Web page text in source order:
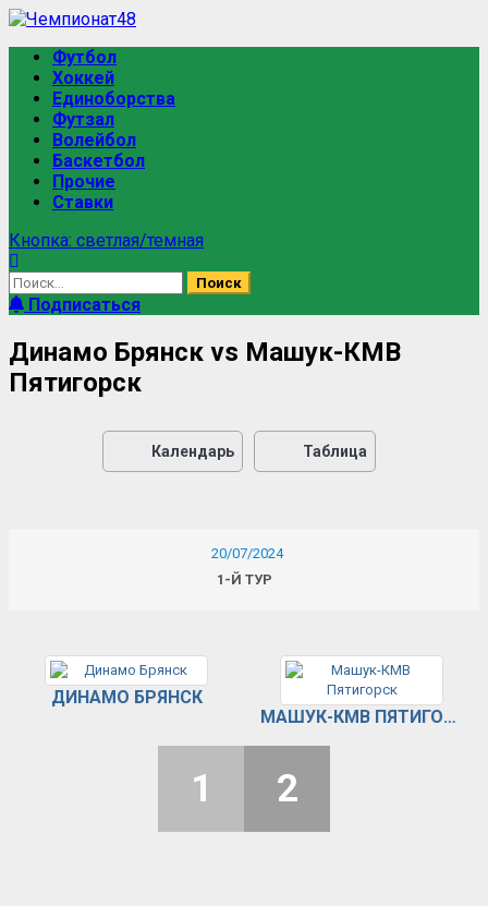
Футбол
Хоккей
Единоборства
Футзал
Волейбол
Баскетбол
Прочие
Ставки
Кнопка: светлая/темная
Подписаться
Динамо Брянск vs Машук-КМВ
Пятигорск
Календарь Таблица
20/07/2024
1-Й ТУР
ДИНАМО БРЯНСК
МАШУК-КМВ ПЯТИГОРСК
1 2